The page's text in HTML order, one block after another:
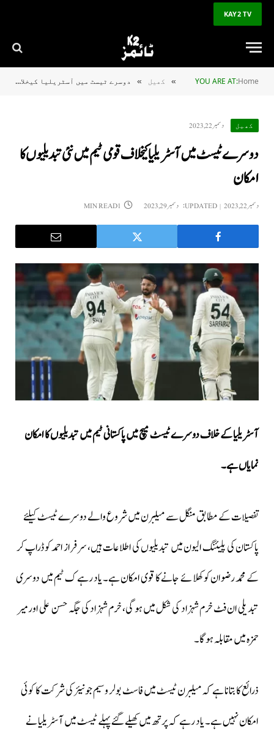
KAY2 TV
YOU ARE AT:Home
» کھیل » دوسرے ٹیسٹ میں آسٹریلیا کیخلاف قومی ٹیم میں نئی تبدیلیوں کا امکان
کھیل دسمبر 22, 2023
دوسرے ٹیسٹ میں آسٹریلیا کیخلاف قومی ٹیم میں نئی تبدیلیوں کا
امکان
دسمبر 22, 2023 UPDATED: دسمبر 29, 2023 1 MIN READ
آسٹریلیا کے خلاف دوسرے ٹیسٹ میچ میں پاکستانی ٹیم میں تبدیلیوں کا امکان
نمایاں ہے۔
تفصیلات کے مطابق منگل سے میلبرن میں شروع والے دوسرے ٹیسٹ کیلئے
پاکستان کی پلیئنگ الیون میں تبدیلیوں کی اطلاعات ہیں، سرفراز احمد کو ڈراپ کر
کے محمد رضوان کو کھلائے جانے کا قوی امکان ہے۔ یاد رہے ک ٹیم میں دوسری
تبدیلی ان فٹ خرم شہزاد کی شکل میں ہو گی، خرم شہزاد کی جگہ حسن علی اور میر
حمزہ میں مقابلہ ہوگا۔
ذرائع کا بتانا ہے کہ میلبرن ٹیسٹ میں فاسٹ بولر وسیم جونیئر کی شرکت کا کوئی
امکان نہیں ہے۔ یاد رہے کہ پرتھ میں کھیلے گئے پہلے ٹیسٹ میں آسٹریلیا نے